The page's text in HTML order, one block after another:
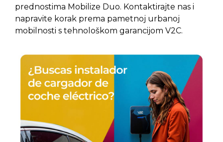
prednostima Mobilize Duo. Kontaktirajte nas i
napravite korak prema pametnoj urbanoj
mobilnosti s tehnološkom garancijom V2C.